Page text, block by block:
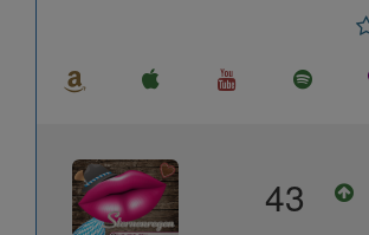
43